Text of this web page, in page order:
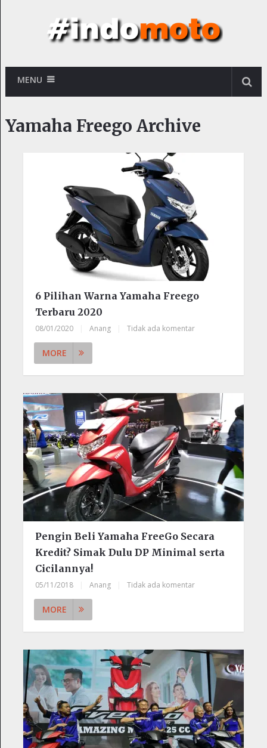
MENU
Yamaha Freego Archive
6 Pilihan Warna Yamaha Freego
Terbaru 2020
08/01/2020 Anang Tidak ada komentar
MORE
Pengin Beli Yamaha FreeGo Secara
Kredit? Simak Dulu DP Minimal serta
Cicilannya!
05/11/2018 Anang Tidak ada komentar
MORE